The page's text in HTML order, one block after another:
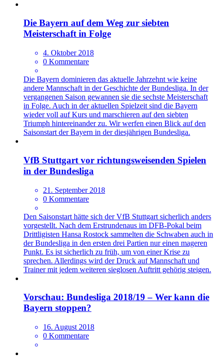
Die Bayern auf dem Weg zur siebten
Meisterschaft in Folge
4. Oktober 2018
0 Kommentare
Die Bayern dominieren das aktuelle Jahrzehnt wie keine
andere Mannschaft in der Geschichte der Bundesliga. In der
vergangenen Saison gewannen sie die sechste Meisterschaft
in Folge. Auch in der aktuellen Spielzeit sind die Bayern
wieder voll auf Kurs und marschieren auf den siebten
Triumph hintereinander zu. Wir werfen einen Blick auf den
Saisonstart der Bayern in der diesjährigen Bundesliga.
VfB Stuttgart vor richtungsweisenden Spielen
in der Bundesliga
21. September 2018
0 Kommentare
Den Saisonstart hätte sich der VfB Stuttgart sicherlich anders
vorgestellt. Nach dem Erstrundenaus im DFB-Pokal beim
Drittligisten Hansa Rostock sammelten die Schwaben auch in
der Bundesliga in den ersten drei Partien nur einen mageren
Punkt. Es ist sicherlich zu früh, um von einer Krise zu
sprechen. Allerdings wird der Druck auf Mannschaft und
Trainer mit jedem weiteren sieglosen Auftritt gehörig steigen.
Vorschau: Bundesliga 2018/19 – Wer kann die
Bayern stoppen?
16. August 2018
0 Kommentare